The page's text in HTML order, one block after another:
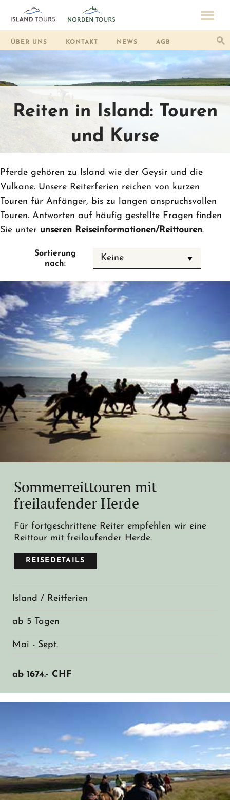
ÜBER UNS KONTAKT NEWS AGB
Reiten in Island: Touren
und Kurse
Pferde gehören zu Island wie der Geysir und die
Vulkane. Unsere Reiterferien reichen von kurzen
Touren für Anfänger, bis zu langen anspruchsvollen
Touren. Antworten auf häufig gestellte Fragen finden
Sie unter unseren Reiseinformationen/Reittouren.
Sortierung
nach:
Keine
Sommerreittouren mit
freilaufender Herde
Für fortgeschrittene Reiter empfehlen wir eine
Reittour mit freilaufender Herde.
REISEDETAILS
Island / Reitferien
ab 5 Tagen
Mai - Sept.
ab 1674.- CHF